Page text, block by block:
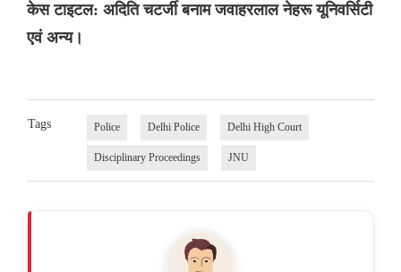
केस टाइटल: अदिति चटर्जी बनाम जवाहरलाल नेहरू यूनिवर्सिटी
एवं अन्य।
Tags Police Delhi Police Delhi High Court
Disciplinary Proceedings JNU